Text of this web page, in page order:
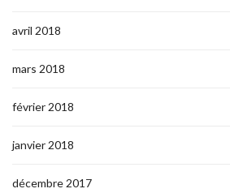
avril 2018
mars 2018
février 2018
janvier 2018
décembre 2017